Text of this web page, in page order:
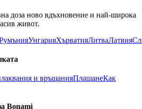
доза ново вдъхновение и най-широка
живот.
УнгарияХърватияЛитваЛатвия
и връщанияПлащанеКак
Bonami